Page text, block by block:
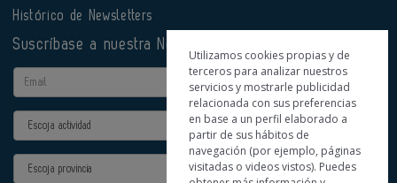
Histórico de Newsletters
Suscríbase a nuestra Newsletter
Email
Actividad
Provincia
Utilizamos cookies propias y de
terceros para analizar nuestros
servicios y mostrarle publicidad
relacionada con sus preferencias
en base a un perfil elaborado a
partir de sus hábitos de
navegación (por ejemplo, páginas
visitadas o videos vistos). Puedes